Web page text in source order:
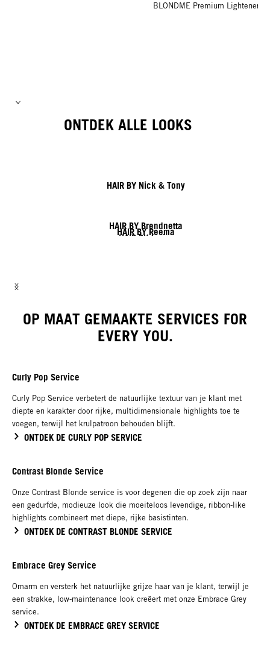
BLONDME Premium Lightener
ONTDEK ALLE LOOKS
HAIR BY Nick & Tony
HAIR BY Brendnetta
HAIR BY Reema
HAIR BY Javier
OP MAAT GEMAAKTE SERVICES FOR
EVERY YOU.
Curly Pop Service
Curly Pop Service verbetert de natuurlijke textuur van je klant met
diepte en karakter door rijke, multidimensionale highlights toe te
voegen, terwijl het krulpatroon behouden blijft.
ONTDEK DE CURLY POP SERVICE
Contrast Blonde Service
Onze Contrast Blonde service is voor degenen die op zoek zijn naar
een gedurfde, modieuze look die moeiteloos levendige, ribbon-like
highlights combineert met diepe, rijke basistinten.
ONTDEK DE CONTRAST BLONDE SERVICE
Embrace Grey Service
Omarm en versterk het natuurlijke grijze haar van je klant, terwijl je
een strakke, low-maintenance look creëert met onze Embrace Grey
service.
ONTDEK DE EMBRACE GREY SERVICE